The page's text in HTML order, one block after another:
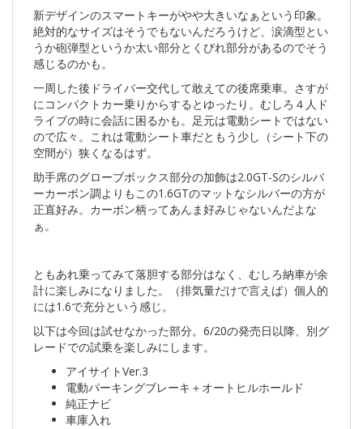
新デザインのスマートキーがやや大きいなぁという印象。
絶対的なサイズはそうでもないんだろうけど、涙滴型とい
うか砲弾型というか太い部分とくびれ部分があるのでそう
感じるのかも。
一周した後ドライバー交代して敢えての後席乗車。さすが
にコンパクトカー乗りからするとゆったり。むしろ４人ド
ライブの時に会話に困るかも。足元は電動シートではない
ので広々。これは電動シート車だともう少し（シート下の
空間が）狭くなるはず。
助手席のグローブボックス部分の加飾は2.0GT-Sのシルバ
ーカーボン調よりもこの1.6GTのマットなシルバーの方が
正直好み。カーボン柄ってあんま好みじゃないんだよな
ぁ。
ともあれ乗ってみて落胆する部分はなく、むしろ納車が余
計に楽しみになりました。（排気量だけで言えば）個人的
には1.6で充分という感じ。
以下は今回は試せなかった部分。6/20の発売日以降、別グ
レードでの試乗を楽しみにします。
アイサイトVer.3
電動パーキングブレーキ＋オートヒルホールド
純正ナビ
車庫入れ